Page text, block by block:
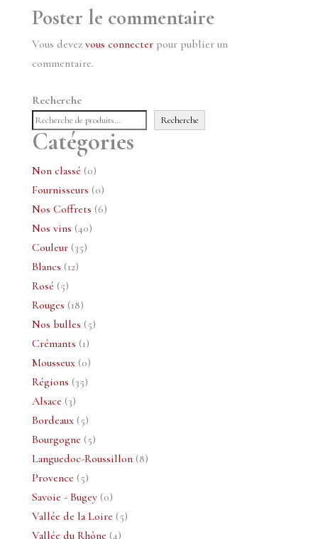
Poster le commentaire
Vous devez vous connecterpour publier un
commentaire.
Recherche
Recherche
Catégories
Non classé 00
produit
Fournisseurs 00
produit
Nos Coffrets 66
Nos vins 4040
Couleur 3535
Blancs 1212
Rosé 55
produits
Rouges 1818
produits
Nos bulles 55
Crémants 11
produit
Mousseux 00
produit
Régions 3535
Alsace 33
produits
Bordeaux 55
produits
Bourgogne 55
produits
Languedoc-Roussillon 88
Provence 55
produits
Savoie - Bugey 00
produit
Vallée de la Loire 55
Vallée du Rhône 44